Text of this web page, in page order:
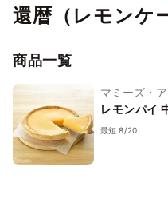
還暦（レモンケ
商品一覧
マミーズ・
レモンパイ
最短 8/20